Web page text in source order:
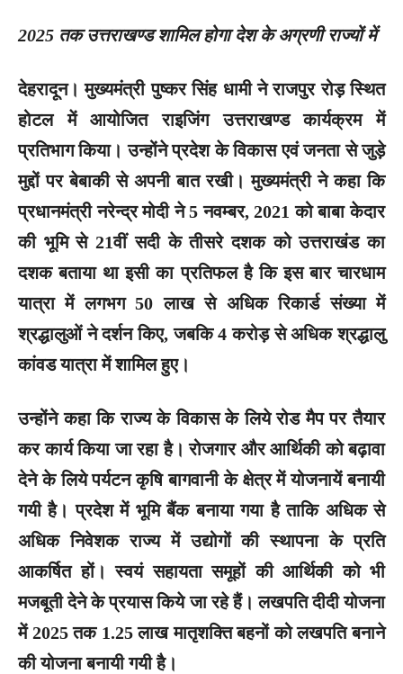
2025 तक उत्तराखण्ड शामिल होगा देश के अग्रणी राज्यों में
देहरादून। मुख्यमंत्री पुष्कर सिंह धामी ने राजपुर रोड़ स्थित
होटल में आयोजित राइजिंग उत्तराखण्ड कार्यक्रम में
प्रतिभाग किया। उन्होंने प्रदेश के विकास एवं जनता से जुड़े
मुद्दों पर बेबाकी से अपनी बात रखी। मुख्यमंत्री ने कहा कि
प्रधानमंत्री नरेन्द्र मोदी ने 5 नवम्बर, 2021 को बाबा केदार
की भूमि से 21वीं सदी के तीसरे दशक को उत्तराखंड का
दशक बताया था इसी का प्रतिफल है कि इस बार चारधाम
यात्रा में लगभग 50 लाख से अधिक रिकार्ड संख्या में
श्रद्धालुओं ने दर्शन किए, जबकि 4 करोड़ से अधिक श्रद्धालु
कांवड यात्रा में शामिल हुए।
उन्होंने कहा कि राज्य के विकास के लिये रोड मैप पर तैयार
कर कार्य किया जा रहा है। रोजगार और आर्थिकी को बढ़ावा
देने के लिये पर्यटन कृषि बागवानी के क्षेत्र में योजनायें बनायी
गयी है। प्रदेश में भूमि बैंक बनाया गया है ताकि अधिक से
अधिक निवेशक राज्य में उद्योगों की स्थापना के प्रति
आकर्षित हों। स्वयं सहायता समूहों की आर्थिकी को भी
मजबूती देने के प्रयास किये जा रहे हैं। लखपति दीदी योजना
में 2025 तक 1.25 लाख मातृशक्ति बहनों को लखपति बनाने
की योजना बनायी गयी है।